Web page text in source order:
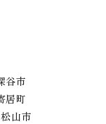
市
町
山市